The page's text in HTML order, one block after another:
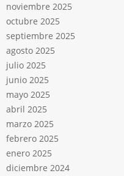
noviembre 2025
octubre 2025
septiembre 2025
agosto 2025
julio 2025
junio 2025
mayo 2025
abril 2025
marzo 2025
febrero 2025
enero 2025
diciembre 2024